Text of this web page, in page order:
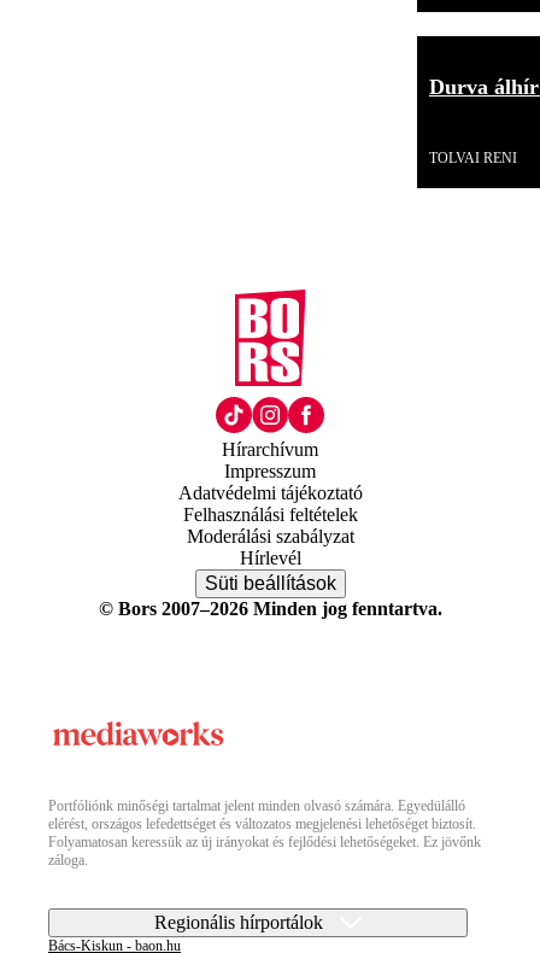
Durva
TOLVAI RENI
Hírarchívum
Impresszum
Adatvédelmi tájékoztató
Felhasználási feltételek
Moderálási szabályzat
Hírlevél
Süti beállítások
© Bors 2007–2026 Minden jog fenntartva.
Portfóliónk minőségi tartalmat jelent minden olvasó számára. Egyedülálló
elérést, országos lefedettséget és változatos megjelenési lehetőséget biztosít.
Folyamatosan keressük az új irányokat és fejlődési lehetőségeket. Ez jövőnk
záloga.
Regionális hírportálok
Bács-Kiskun - baon.hu